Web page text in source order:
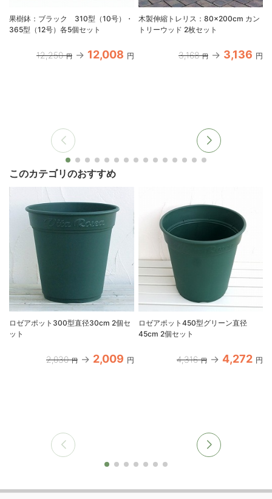
果樹鉢：ブラック 310型（10号）・
365型（12号）各5個セット
12,250 円 12,008 円
木製伸縮トレリス：80×200cm カン
トリーウッド 2枚セット
3,168 円 3,136 円
このカテゴリのおすすめ
ロゼアポット300型直径30cm 2個セ
ット
2,030 円 2,009 円
ロゼアポット450型グリーン直径
45cm 2個セット
4,316 円 4,272 円